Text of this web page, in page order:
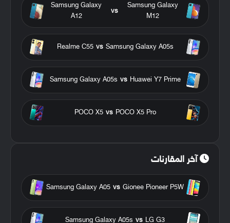
Samsung Galaxy
M12
vs
Samsung Galaxy
A12
Samsung Galaxy A05s
vs
Realme C55
Huawei Y7 Prime
vs
Samsung Galaxy A05s
POCO X5 Pro
vs
POCO X5
آخر المقارنات
Gionee Pioneer P5W
vs
Samsung Galaxy A05
LG G3
vs
Samsung Galaxy A05s